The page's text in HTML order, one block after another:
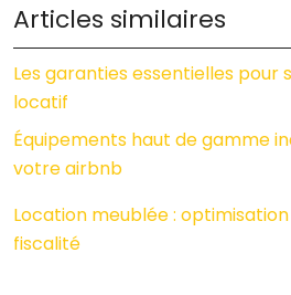
Articles similaires
Les garanties essentielles pour
locatif
Équipements haut de gamme
votre airbnb
Location meublée :
fiscalité